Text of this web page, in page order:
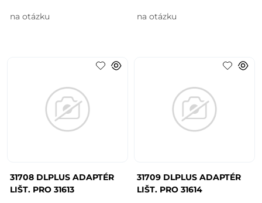
na otázku na otázku
31708 DLPLUS ADAPTÉR
LIŠT. PRO 31613
31709 DLPLUS ADAPTÉR
LIŠT. PRO 31614